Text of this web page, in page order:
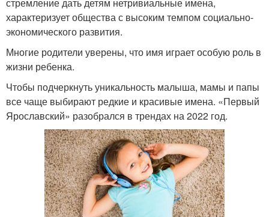
стремление дать детям нетривиальные имена,
характеризует общества с высоким темпом социально-
экономического развития.
Многие родители уверены, что имя играет особую роль в
жизни ребенка.
Чтобы подчеркнуть уникальность малыша, мамы и папы
все чаще выбирают редкие и красивые имена. «Первый
Ярославский» разобрался в трендах на 2022 год.